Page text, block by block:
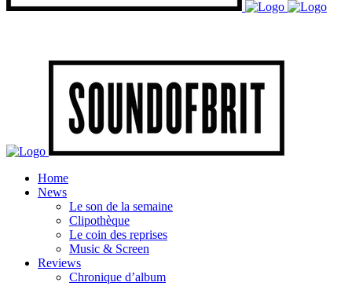
Home
News
Le son de la semaine
Clipothèque
Le coin des reprises
Music & Screen
Reviews
Chronique d’album